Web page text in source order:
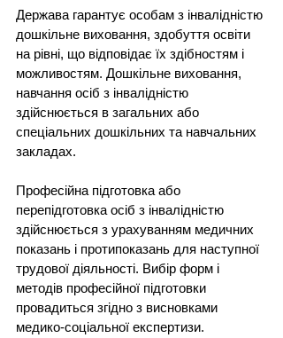
Держава гарантує особам з інвалідністю
дошкільне виховання, здобуття освіти
на рівні, що відповідає їх здібностям і
можливостям. Дошкільне виховання,
навчання осіб з інвалідністю
здійснюється в загальних або
спеціальних дошкільних та навчальних
закладах.
Професійна підготовка або
перепідготовка осіб з інвалідністю
здійснюється з урахуванням медичних
показань і протипоказань для наступної
трудової діяльності. Вибір форм і
методів професійної підготовки
провадиться згідно з висновками
медико-соціальної експертизи.